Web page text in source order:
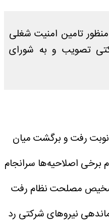
تامین امنیت شغلی
تصویب و به شورای
رفت و برگشت میان
اصلاحیه‌ها سرانجام
مصلحت نظام رفت
۲ طرح ساماندهی نیروهای شرکتی رد